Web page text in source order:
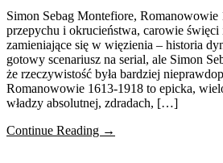
Simon Sebag Montefiore, Romanowowie
przepychu i okrucieństwa, carowie święci
zamieniające się w więzienia – historia
gotowy scenariusz na serial, ale Simon
że rzeczywistość była bardziej
Romanowowie 1613-1918 to epicka,
władzy absolutnej, zdradach, […]
Continue Reading →